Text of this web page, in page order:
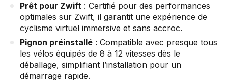
Prêt pour Zwift : Certifié pour des performances
optimales sur Zwift, il garantit une expérience de
cyclisme virtuel immersive et sans accroc.
Pignon préinstallé : Compatible avec presque tous
les vélos équipés de 8 à 12 vitesses dès le
déballage, simplifiant l’installation pour un
démarrage rapide.